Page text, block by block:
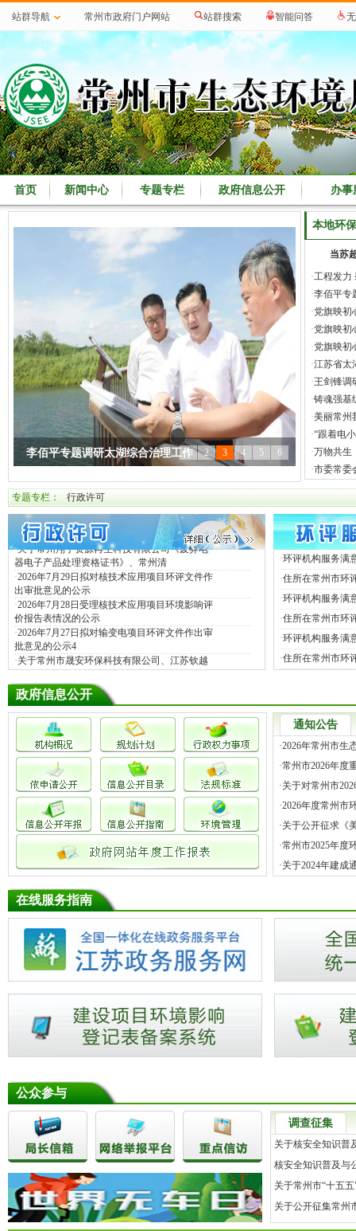
站群导航 常州市政府门户网站 站群搜索 智能问答
首页 新闻中心 专题专栏 政府信息公开 办事
当苏超遇见普法，常州开展《生态环境法典》主题普法
活动
null
工程发力 碧波焕新
李佰平专题调研太湖综合治理工作
null王剑锋调研太湖安全度夏工作
铸魂强基练内功 提能砺剑铸铁军——市执法局举办
2026年常州市生态环境执法人员培训
null
“跟着电小宝去探索一度电的旅行”——常州开展2026年
六五环境日环保科普研学活动
null
1 2 3 4 5 6
本地环
当苏
·工程发力
·李佰平专
·党旗映初
·党旗映初
·党旗映初
·江苏省太
·王剑锋调
·铸魂强基
·美丽常州
·“跟着电
·万物共生
·市委常委
专题专栏： 行政许可
·关于常州市晟安环保科技有限公司、江苏钦越
环保科技有限公司《危险废物经营许
关于2026年8月4日作出的辐射类项目环境影响
评价文件审批决定的公告
关于2026年8月4日建设项目环境影响评价文件
受理情况的公示
关于2026年8月4日拟作出的建设项目环境影响
·关于2026年8月3日拟作出的建设项目环境影响
评价文件批复的公示
·常州市金坛金东环保工程有限公司申请《危险
废物经营许可证》受理公示
关于常州翔宇资源再生科技有限公司《废弃电
器电子产品处理资格证书》、常州清
·2026年7月29日拟对核技术应用项目环评文件作
出审批意见的公示
·2026年7月28日受理核技术应用项目环境影响评
价报告表情况的公示
·2026年7月27日拟对输变电项目环评文件作出审
批意见的公示4
·关于常州市晟安环保科技有限公司、江苏钦越
环保科技有限公司《危险废物经营许
·关于2026年8月4日作出的辐射类项目环境影响
评价文件审批决定的公告
·关于2026年8月4日建设项目环境影响评价文件
受理情况的公示
关于2026年8月4日拟作出的建设项目环境影响
评价文件批复的公示
关于2026年8月3日拟作出的建设项目环境影响
评价文件批复的公示
·常州市金坛金东环保工程有限公司申请《危险
废物经营许可证》受理公示
关于常州翔宇资源再生科技有限公司《废弃电
器电子产品处理资格证书》、常州清
2026年7月29日拟对核技术应用项目环评文件作
出审批意见的公示
·2026年7月28日受理核技术应用项目环境影响评
价报告表情况的公示
·2026年7月27日拟对输变电项目环评文件作出审
批意见的公示4
·环评机构服务满
·住所在常州市环
·环评机构服务满
·住所在常州市环
·环评机构服务满
·住所在常州市环
政府信息公开
通知公告
·2026年常州市生
·常州市2026年度
·关于对常州市
·2026年度常州市
·关于公开征求《
·常州市2025年度
·关于2024年建成
在线服务指南
公众参与
调查征集
关于核安全知识普
核安全知识普及与
关于常州市“十五
关于公开征集常州